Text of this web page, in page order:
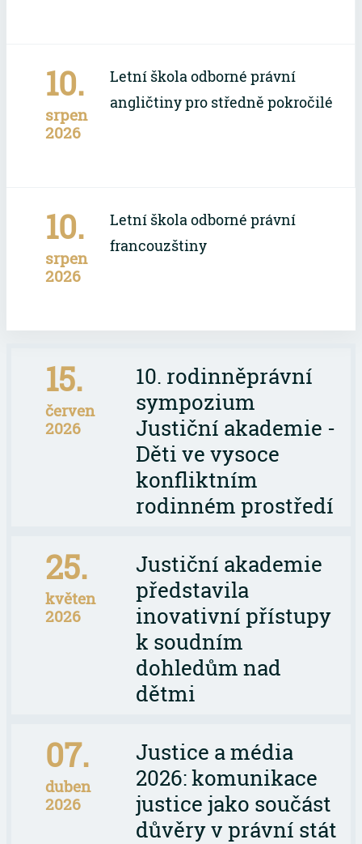
10.
srpen
2026
Letní škola odborné právní
angličtiny pro středně pokročilé
10.
srpen
2026
Letní škola odborné právní
francouzštiny
15.
červen
2026
10. rodinněprávní
sympozium
Justiční akademie -
Děti ve vysoce
konfliktním
rodinném prostředí
25.
květen
2026
Justiční akademie
představila
inovativní přístupy
k soudním
dohledům nad
dětmi
07.
duben
2026
Justice a média
2026: komunikace
justice jako součást
důvěry v právní stát